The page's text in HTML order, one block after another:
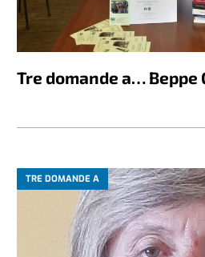
Tre domande a… Beppe
TRE DOMANDE A